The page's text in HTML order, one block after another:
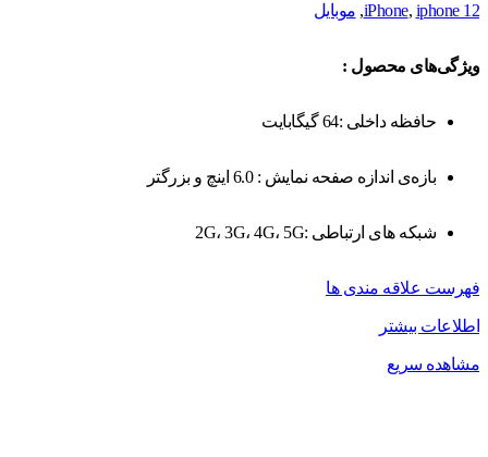
iPhone, iphone 12
, موبایل
ویژگی‌های محصول :
حافظه داخلی :64 گیگابایت
بازه‌ی اندازه صفحه نمایش : 6.0 اینچ و بزرگتر
شبکه های ارتباطی :2G، 3G، 4G، 5G
فهرست علاقه مندی ها
اطلاعات بیشتر
مشاهده سریع